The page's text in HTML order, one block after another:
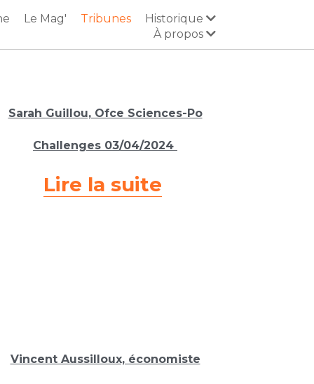
Le Mag' Tribunes
Historique
À propos
Sarah Guillou, Ofce Sciences-Po
Challenges 03/04/2024
Lire la suite
Vincent Aussilloux, économiste